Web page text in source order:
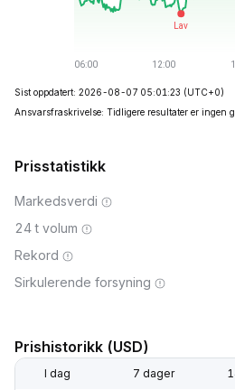
Sist oppdatert: 2026-08-07 05:01:23 (UTC+0)
Ansvarsfraskrivelse: Tidligere resultater er ingen
Prisstatistikk
Markedsverdi
24 t volum
Rekord
Sirkulerende forsyning
Prishistorikk (USD)
I dag 7 dager